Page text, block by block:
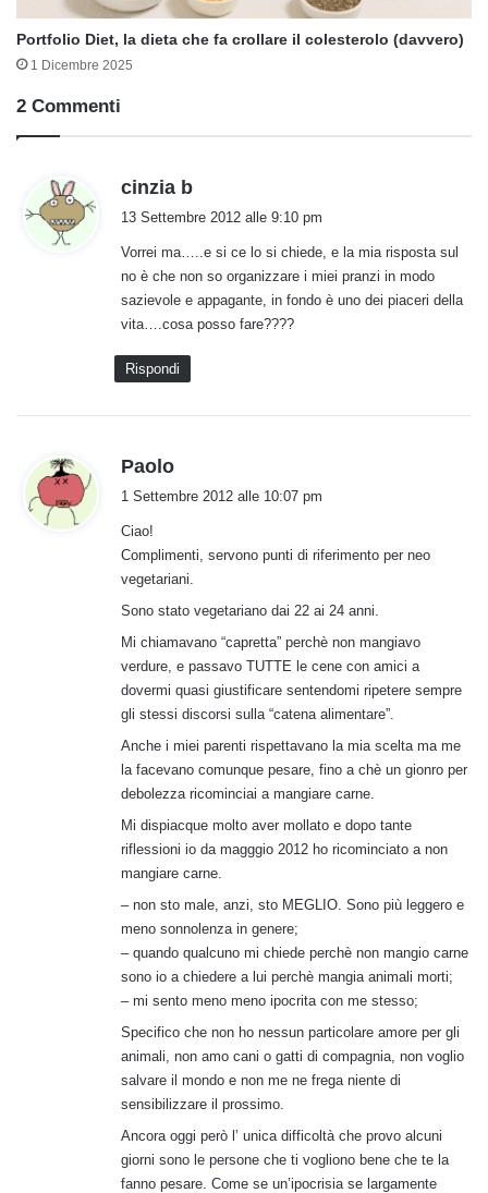
Portfolio Diet, la dieta che fa crollare il colesterolo (davvero)
1 Dicembre 2025
2 Commenti
cinzia b
e
t
o
13 Settembre 2012 alle 9:10 pm
Vorrei ma…..e si ce lo si chiede, e la mia risposta sul
no è che non so organizzare i miei pranzi in modo
sazievole e appagante, in fondo è uno dei piaceri della
vita….cosa posso fare????
Rispondi
Paolo
t
t
o
:
1 Settembre 2012 alle 10:07 pm
Ciao!
Complimenti, servono punti di riferimento per neo
vegetariani.
Sono stato vegetariano dai 22 ai 24 anni.
Mi chiamavano “capretta” perchè non mangiavo
verdure, e passavo TUTTE le cene con amici a
dovermi quasi giustificare sentendomi ripetere sempre
gli stessi discorsi sulla “catena alimentare”.
Anche i miei parenti rispettavano la mia scelta ma me
la facevano comunque pesare, fino a chè un gionro per
debolezza ricominciai a mangiare carne.
Mi dispiacque molto aver mollato e dopo tante
riflessioni io da magggio 2012 ho ricominciato a non
mangiare carne.
– non sto male, anzi, sto MEGLIO. Sono più leggero e
meno sonnolenza in genere;
– quando qualcuno mi chiede perchè non mangio carne
sono io a chiedere a lui perchè mangia animali morti;
– mi sento meno meno ipocrita con me stesso;
Specifico che non ho nessun particolare amore per gli
animali, non amo cani o gatti di compagnia, non voglio
salvare il mondo e non me ne frega niente di
sensibilizzare il prossimo.
Ancora oggi però l’ unica difficoltà che provo alcuni
giorni sono le persone che ti vogliono bene che te la
fanno pesare. Come se un’ipocrisia se largamente